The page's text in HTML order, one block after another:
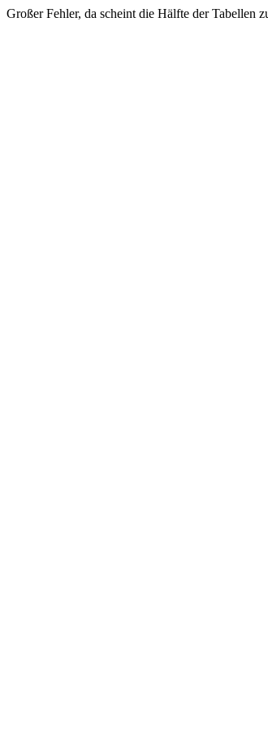
Großer Fehler, da scheint die Hälfte der Tabellen